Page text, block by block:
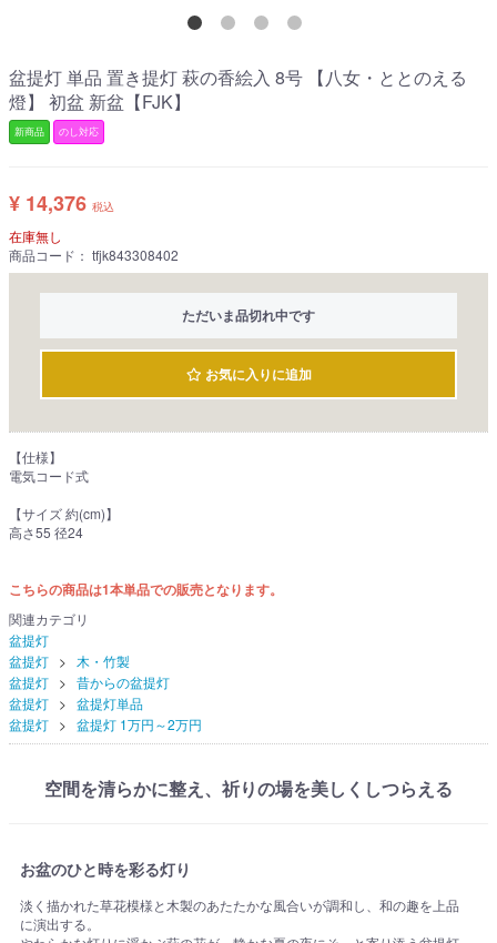
盆提灯 単品 置き提灯 萩の香絵入 8号 【八女・ととのえる
燈】 初盆 新盆【FJK】
新商品 のし対応
¥ 14,376 税込
在庫無し
商品コード： tfjk843308402
ただいま品切れ中です
お気に入りに追加
【仕様】
電気コード式
【サイズ 約(cm)】
高さ55 径24
こちらの商品は1本単品での販売となります。
関連カテゴリ
盆提灯
盆提灯
木・竹製
盆提灯
昔からの盆提灯
盆提灯
盆提灯単品
盆提灯
盆提灯 1万円～2万円
空間を清らかに整え、祈りの場を美しくしつらえる
お盆のひと時を彩る灯り
淡く描かれた草花模様と木製のあたたかな風合いが調和し、和の趣を上品
に演出する。